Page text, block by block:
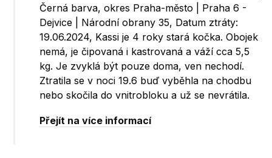
Černá barva, okres Praha-město | Praha 6 -
Dejvice | Národní obrany 35, Datum ztráty:
19.06.2024, Kassi je 4 roky stará kočka. Obojek
nemá, je čipovaná i kastrovaná a váží cca 5,5
kg. Je zvyklá být pouze doma, ven nechodí.
Ztratila se v noci 19.6 buď vyběhla na chodbu
nebo skočila do vnitrobloku a už se nevrátila.
Přejít na více informací